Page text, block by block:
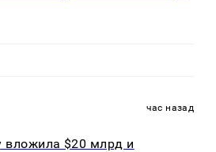
час назад
вложила $20 млрд и